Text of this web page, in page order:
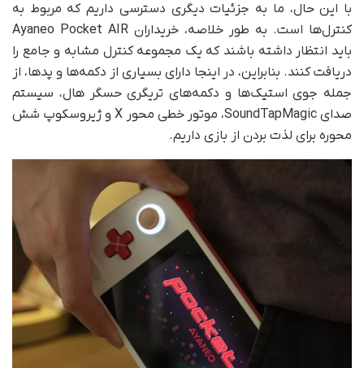
با این حال، ما به جزئیات دیگری دسترسی داریم که مربوط به
کنترل‌ها است. به طور خلاصه، خریداران Ayaneo Pocket AIR
باید انتظار داشته باشند که یک مجموعه کنترل مشابه و جامع را
دریافت کنند. بنابراین، در اینجا دارای بسیاری از دکمه‌ها و پد‌ها، از
جمله جوی استیک‌ها و دکمه‌های تریگری حسگر هال، سیستم
صدای SoundTapMagic، موتور خطی محور X و ژیروسکوپ شش
محوره برای لذت بردن از بازی داریم.